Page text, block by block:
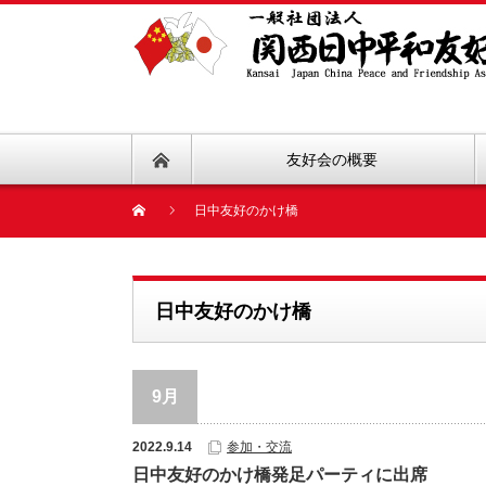
友好会の概要
日中友好のかけ橋
日中友好のかけ橋
9月
2022.9.14 参加・交流
日中友好のかけ橋発足パーティに出席